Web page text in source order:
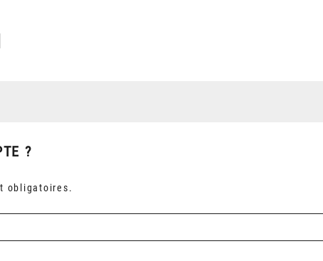
?
obligatoires.